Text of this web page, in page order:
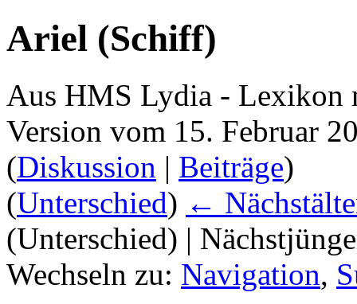
Ariel (Schiff)
Aus HMS Lydia - Lexikon
Version vom 15. Februar
(Diskussion | Beiträge)
(Unterschied) ←
(Unterschied) |
Wechseln zu: Navigation,